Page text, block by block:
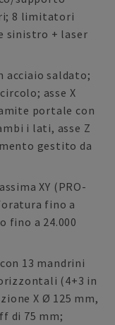
8 limitatori
sinistro + laser
saldato;
asse X
portale con
i lati, asse Z
gestito da
XY (PRO-
fino a
fino a 24.000
13 mandrini
(4+3 in
X Ø 125 mm,
di 75 mm;